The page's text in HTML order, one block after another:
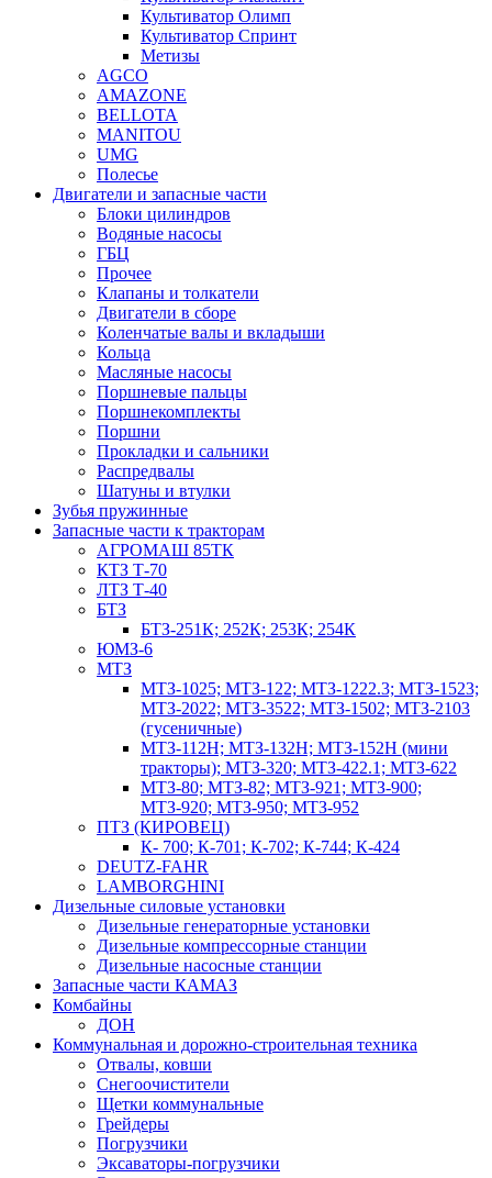
Культиватор Олимп
Культиватор Спринт
Метизы
AGCO
AMAZONE
BELLOTA
MANITOU
UMG
Полесье
Двигатели и запасные части
Блоки цилиндров
Водяные насосы
ГБЦ
Прочее
Клапаны и толкатели
Двигатели в сборе
Коленчатые валы и вкладыши
Кольца
Масляные насосы
Поршневые пальцы
Поршнекомплекты
Поршни
Прокладки и сальники
Распредвалы
Шатуны и втулки
Зубья пружинные
Запасные части к тракторам
АГРОМАШ 85ТК
КТЗ Т-70
ЛТЗ Т-40
БТЗ
БТЗ-251К; 252К; 253К; 254К
ЮМЗ-6
МТЗ
МТЗ-1025; МТЗ-122; МТЗ-1222.3; МТЗ-1523;
МТЗ-2022; МТЗ-3522; МТЗ-1502; МТЗ-2103
(гусеничные)
МТЗ-112Н; МТЗ-132Н; МТЗ-152Н (мини
тракторы); МТЗ-320; МТЗ-422.1; МТЗ-622
МТЗ-80; МТЗ-82; МТЗ-921; МТЗ-900;
МТЗ-920; МТЗ-950; МТЗ-952
ПТЗ (КИРОВЕЦ)
К- 700; К-701; К-702; К-744; К-424
DEUTZ-FAHR
LAMBORGHINI
Дизельные силовые установки
Дизельные генераторные установки
Дизельные компрессорные станции
Дизельные насосные станции
Запасные части КАМАЗ
Комбайны
ДОН
Коммунальная и дорожно-строительная техника
Отвалы, ковши
Снегоочистители
Щетки коммунальные
Грейдеры
Погрузчики
Эксаваторы-погрузчики